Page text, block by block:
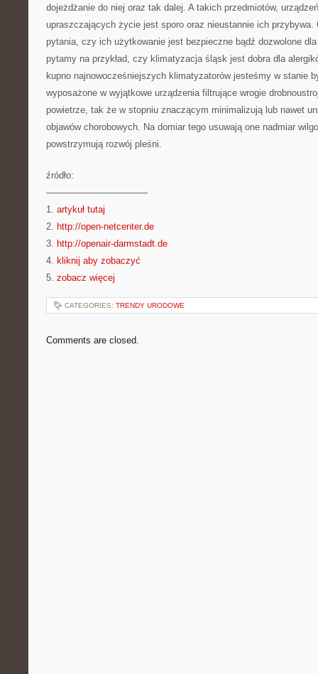
dojeżdżanie do niej oraz tak dalej. A takich przedmiotów,
upraszczających życie jest sporo oraz nieustannie ich przybywa.
pytania, czy ich użytkowanie jest bezpieczne bądź dozwolone
pytamy na przykład, czy klimatyzacja śląsk jest dobra dla
kupno najnowocześniejszych klimatyzatorów jesteśmy w stanie
wyposażone w wyjątkowe urządzenia filtrujące wrogie
powietrze, tak że w stopniu znaczącym minimalizują lub nawet
objawów chorobowych. Na domiar tego usuwają one nadmiar
powstrzymują rozwój pleśni.
źródło:
———————————
1. artykuł tutaj
2. http://open-netcenter.de
3. http://openair-darmstadt.de
4. kliknij aby zobaczyć
5. zobacz więcej
CATEGORIES: TRENDY URODOWE
Comments are closed.